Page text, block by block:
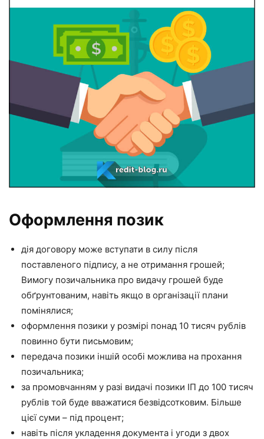
Оформлення позик
дія договору може вступати в силу після
поставленого підпису, а не отримання грошей;
Вимогу позичальника про видачу грошей буде
обґрунтованим, навіть якщо в організації плани
помінялися;
оформлення позики у розмірі понад 10 тисяч рублів
повинно бути письмовим;
передача позики іншій особі можлива на прохання
позичальника;
за промовчанням у разі видачі позики ІП до 100 тисяч
рублів той буде вважатися безвідсотковим. Більше
цієї суми – під процент;
навіть після укладення документа і угоди з двох